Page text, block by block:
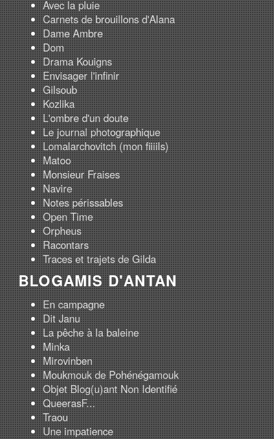
Avec la pluie
Carnets de brouillons d'Alana
Dame Ambre
Dom
Drama Kouigns
Envisager l'infinir
Gilsoub
Kozlika
L'ombre d'un doute
Le journal photographique
Lomalarchovitch (mon fiiiils)
Matoo
Monsieur Fraises
Navire
Notes périssables
Open Time
Orpheus
Racontars
Traces et trajets de Gilda
BLOGAMIS D'ANTAN
En campagne
Dit Janu
La pêche à la baleine
Minka
Mirovinben
Moukmouk de Pohénégamouk
Objet Blog(u)ant Non Identifié
QueerasF...
Traou
Une impatience